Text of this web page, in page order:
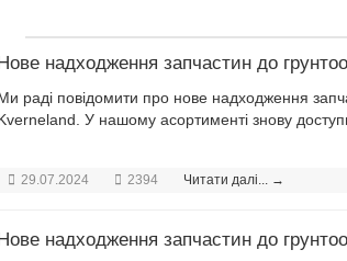
надходження запчастин до
раді повідомити про нове надходження
У нашому асортименті знову
29.07.2024 2394 Читати далі... →
надходження запчастин до